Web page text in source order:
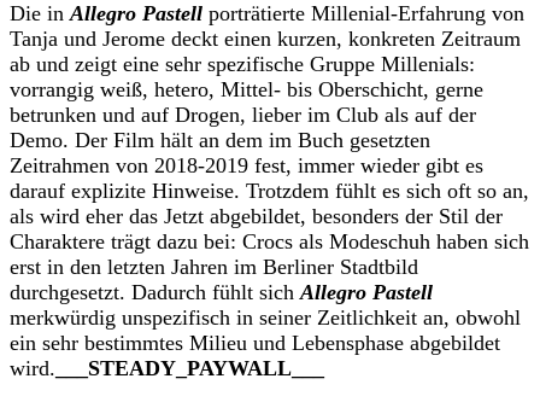
Die inAllegro Pastell porträtierte Millenial-Erfahrung von
Tanja und Jerome deckt einen kurzen, konkreten Zeitraum
ab und zeigt eine sehr spezifische Gruppe Millenials:
vorrangig weiß, hetero, Mittel- bis Oberschicht, gerne
betrunken und auf Drogen, lieber im Club als auf der
Demo. Der Film hält an dem im Buch gesetzten
Zeitrahmen von 2018-2019 fest, immer wieder gibt es
darauf explizite Hinweise. Trotzdem fühlt es sich oft so an,
als wird eher das Jetzt abgebildet, besonders der Stil der
Charaktere trägt dazu bei: Crocs als Modeschuh haben sich
erst in den letzten Jahren im Berliner Stadtbild
durchgesetzt. Dadurch fühlt sichAllegro Pastell
merkwürdig unspezifisch in seiner Zeitlichkeit an, obwohl
ein sehr bestimmtes Milieu und Lebensphase abgebildet
wird. ___STEADY_PAYWALL___